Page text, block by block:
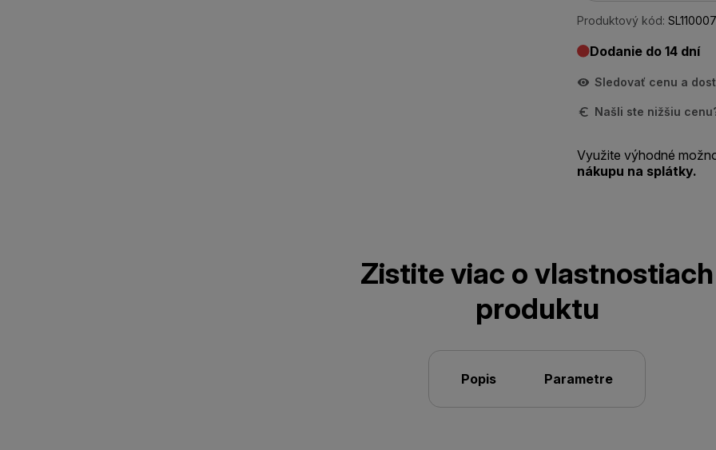
Produktový kód:
Dodanie do 14 dní
Sledovať cenu a
Našli ste nižšiu
Využite výhodné
nákupu na splátky.
Zistite viac o vlastnostiach
produktu
Popis Parametre